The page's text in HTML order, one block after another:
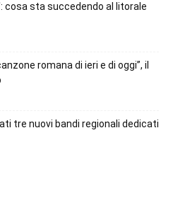
cosa sta succedendo al litorale
romana di ieri e di oggi”, il
tre nuovi bandi regionali dedicati